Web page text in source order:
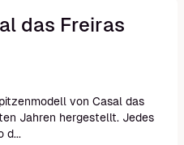
das Freiras
von Casal das
Jahren hergestellt. Jedes
d...